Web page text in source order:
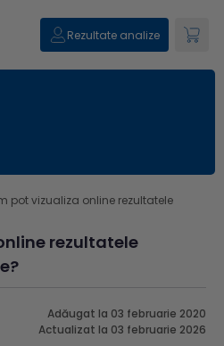
Rezultate analize
pot vizualiza online rezultatele
rezultatele
Adăugat la 03 februarie 2020
Actualizat la 03 februarie 2026